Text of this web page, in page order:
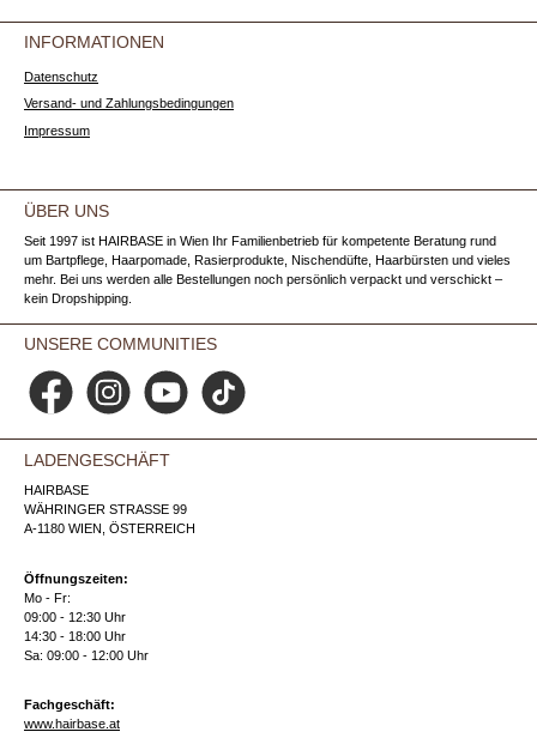
INFORMATIONEN
Datenschutz
Versand- und Zahlungsbedingungen
Impressum
ÜBER UNS
Seit 1997 ist HAIRBASE in Wien Ihr Familienbetrieb für kompetente Beratung rund
um Bartpflege, Haarpomade, Rasierprodukte, Nischendüfte, Haarbürsten und vieles
mehr. Bei uns werden alle Bestellungen noch persönlich verpackt und verschickt –
kein Dropshipping.
UNSERE COMMUNITIES
Facebook Instagram YouTube TikTok
LADENGESCHÄFT
HAIRBASE
WÄHRINGER STRASSE 99
A-1180 WIEN, ÖSTERREICH
Öffnungszeiten:
Mo - Fr:
09:00 - 12:30 Uhr
14:30 - 18:00 Uhr
Sa: 09:00 - 12:00 Uhr
Fachgeschäft:
www.hairbase.at